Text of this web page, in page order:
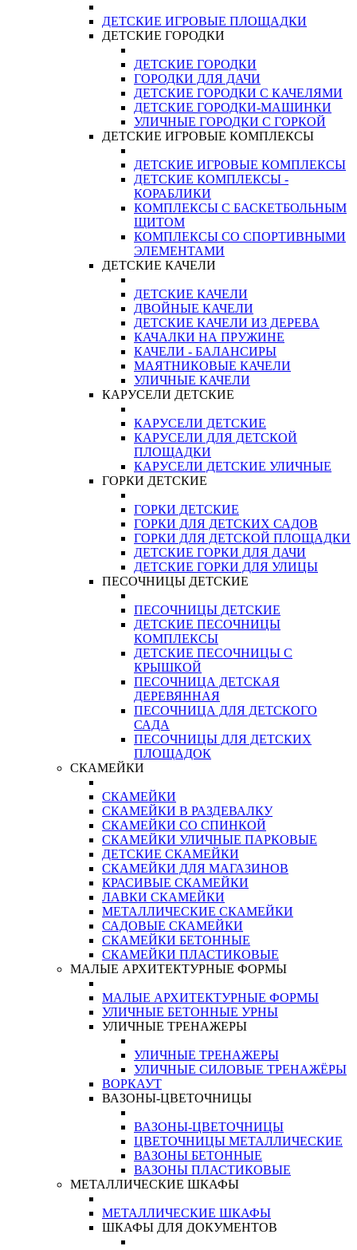
ДЕТСКИЕ ИГРОВЫЕ ПЛОЩАДКИ
ДЕТСКИЕ ГОРОДКИ
ДЕТСКИЕ ГОРОДКИ
ГОРОДКИ ДЛЯ ДАЧИ
ДЕТСКИЕ ГОРОДКИ С КАЧЕЛЯМИ
ДЕТСКИЕ ГОРОДКИ-МАШИНКИ
УЛИЧНЫЕ ГОРОДКИ С ГОРКОЙ
ДЕТСКИЕ ИГРОВЫЕ КОМПЛЕКСЫ
ДЕТСКИЕ ИГРОВЫЕ КОМПЛЕКСЫ
ДЕТСКИЕ КОМПЛЕКСЫ -
КОРАБЛИКИ
КОМПЛЕКСЫ С БАСКЕТБОЛЬНЫМ
ЩИТОМ
КОМПЛЕКСЫ СО СПОРТИВНЫМИ
ЭЛЕМЕНТАМИ
ДЕТСКИЕ КАЧЕЛИ
ДЕТСКИЕ КАЧЕЛИ
ДВОЙНЫЕ КАЧЕЛИ
ДЕТСКИЕ КАЧЕЛИ ИЗ ДЕРЕВА
КАЧАЛКИ НА ПРУЖИНЕ
КАЧЕЛИ - БАЛАНСИРЫ
МАЯТНИКОВЫЕ КАЧЕЛИ
УЛИЧНЫЕ КАЧЕЛИ
КАРУСЕЛИ ДЕТСКИЕ
КАРУСЕЛИ ДЕТСКИЕ
КАРУСЕЛИ ДЛЯ ДЕТСКОЙ
ПЛОЩАДКИ
КАРУСЕЛИ ДЕТСКИЕ УЛИЧНЫЕ
ГОРКИ ДЕТСКИЕ
ГОРКИ ДЕТСКИЕ
ГОРКИ ДЛЯ ДЕТСКИХ САДОВ
ГОРКИ ДЛЯ ДЕТСКОЙ ПЛОЩАДКИ
ДЕТСКИЕ ГОРКИ ДЛЯ ДАЧИ
ДЕТСКИЕ ГОРКИ ДЛЯ УЛИЦЫ
ПЕСОЧНИЦЫ ДЕТСКИЕ
ПЕСОЧНИЦЫ ДЕТСКИЕ
ДЕТСКИЕ ПЕСОЧНИЦЫ
КОМПЛЕКСЫ
ДЕТСКИЕ ПЕСОЧНИЦЫ С
КРЫШКОЙ
ПЕСОЧНИЦА ДЕТСКАЯ
ДЕРЕВЯННАЯ
ПЕСОЧНИЦА ДЛЯ ДЕТСКОГО
САДА
ПЕСОЧНИЦЫ ДЛЯ ДЕТСКИХ
ПЛОЩАДОК
СКАМЕЙКИ
СКАМЕЙКИ
СКАМЕЙКИ В РАЗДЕВАЛКУ
СКАМЕЙКИ СО СПИНКОЙ
СКАМЕЙКИ УЛИЧНЫЕ ПАРКОВЫЕ
ДЕТСКИЕ СКАМЕЙКИ
СКАМЕЙКИ ДЛЯ МАГАЗИНОВ
КРАСИВЫЕ СКАМЕЙКИ
ЛАВКИ СКАМЕЙКИ
МЕТАЛЛИЧЕСКИЕ СКАМЕЙКИ
САДОВЫЕ СКАМЕЙКИ
СКАМЕЙКИ БЕТОННЫЕ
СКАМЕЙКИ ПЛАСТИКОВЫЕ
МАЛЫЕ АРХИТЕКТУРНЫЕ ФОРМЫ
МАЛЫЕ АРХИТЕКТУРНЫЕ ФОРМЫ
УЛИЧНЫЕ БЕТОННЫЕ УРНЫ
УЛИЧНЫЕ ТРЕНАЖЕРЫ
УЛИЧНЫЕ ТРЕНАЖЕРЫ
УЛИЧНЫЕ СИЛОВЫЕ ТРЕНАЖЁРЫ
ВОРКАУТ
ВАЗОНЫ-ЦВЕТОЧНИЦЫ
ВАЗОНЫ-ЦВЕТОЧНИЦЫ
ЦВЕТОЧНИЦЫ МЕТАЛЛИЧЕСКИЕ
ВАЗОНЫ БЕТОННЫЕ
ВАЗОНЫ ПЛАСТИКОВЫЕ
МЕТАЛЛИЧЕСКИЕ ШКАФЫ
МЕТАЛЛИЧЕСКИЕ ШКАФЫ
ШКАФЫ ДЛЯ ДОКУМЕНТОВ